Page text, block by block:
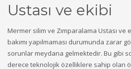
Ustası ve ekibi
Mermer silim ve Zımparalama Ustası ve
bakımı yapılmaması durumunda zarar
sorunlar meydana gelmektedir. Bu gibi
derece teknolojik özelliklere sahip olan